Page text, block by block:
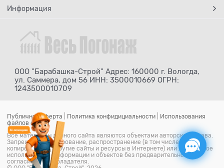
Информация
ООО "Барабашка-Строй" Адрес: 160000 г. Вологда,
ул. Саммера, дом 56 ИНН: 3500010669 ОГРН:
1243500010709
Публичная оферта Политика конфидициальности
Использования
файлов cookie
Все материалы данного сайта являются объектами авторского права.
Запрещается копирование, распространение (в том числе путем
копирования на другие сайты и ресурсы в Интернете) или любое иное
использование информации и объектов без предварительного
согласия правообладателя.